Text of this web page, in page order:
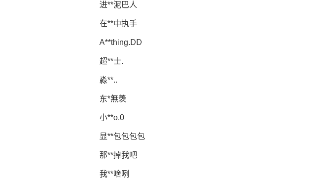
进**泥巴人
在**中执手
A**thing.DD
超**士.
淼**..
东*無羡
小**o.0
显**包包包包
那**掉我吧
我**啥咧